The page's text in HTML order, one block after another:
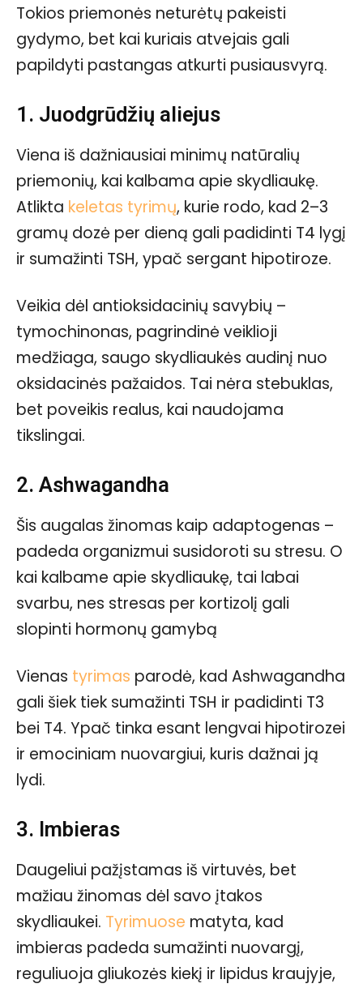
Tokios priemonės neturėtų pakeisti
gydymo, bet kai kuriais atvejais gali
papildyti pastangas atkurti pusiausvyrą.
1. Juodgrūdžių aliejus
Viena iš dažniausiai minimų natūralių
priemonių, kai kalbama apie skydliaukę.
Atlikta keletas tyrimų, kurie rodo, kad 2–3
gramų dozė per dieną gali padidinti T4 lygį
ir sumažinti TSH, ypač sergant hipotiroze.
Veikia dėl antioksidacinių savybių –
tymochinonas, pagrindinė veiklioji
medžiaga, saugo skydliaukės audinį nuo
oksidacinės pažaidos. Tai nėra stebuklas,
bet poveikis realus, kai naudojama
tikslingai.
2. Ashwagandha
Šis augalas žinomas kaip adaptogenas –
padeda organizmui susidoroti su stresu. O
kai kalbame apie skydliaukę, tai labai
svarbu, nes stresas per kortizolį gali
slopinti hormonų gamybą
Vienas tyrimas parodė, kad Ashwagandha
gali šiek tiek sumažinti TSH ir padidinti T3
bei T4. Ypač tinka esant lengvai hipotirozei
ir emociniam nuovargiui, kuris dažnai ją
lydi.
3. Imbieras
Daugeliui pažįstamas iš virtuvės, bet
mažiau žinomas dėl savo įtakos
skydliaukei. Tyrimuose matyta, kad
imbieras padeda sumažinti nuovargį,
reguliuoja gliukozės kiekį ir lipidus kraujyje,